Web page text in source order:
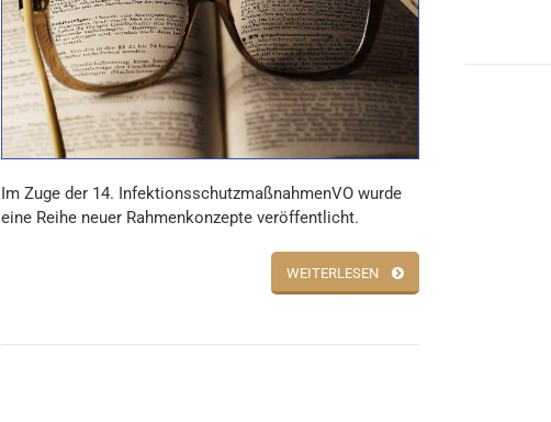
Im Zuge der 14. InfektionsschutzmaßnahmenVO wurde
eine Reihe neuer Rahmenkonzepte veröffentlicht.
WEITERLESEN